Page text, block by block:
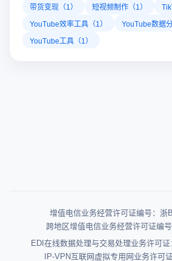
带货变现（1） 短视频制作（1）
YouTube效率工具（1）
YouTube数据
YouTube工具（1）
增值电信业务经营许可证编号：浙
跨地区增值电信业务经营许可证编
EDI在线数据处理与交易处理业务许可
IP-VPN互联网虚拟专用网业务许可